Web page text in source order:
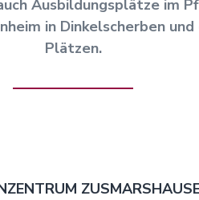
Ausbildungsplätze im
in Dinkelscherben
Plätzen.